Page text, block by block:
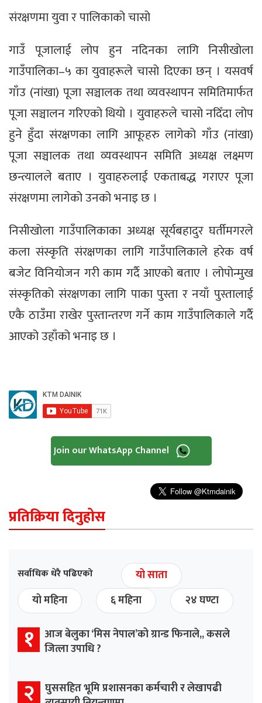
संरक्षणमा युवा र पालिकाको चासो
गाउँ पूजालाई लोप हुन नदिनका लागि निसीखोला
गाउँपालिका–५ का युवाहरूले चासो दिएका छन् । यसवर्ष
गाँउ (नांखा) पूजा सञ्चालक तथा व्यवस्थापन समितिमार्फत
पूजा सञ्चालन गरिएको थियो । युवाहरुले चासो नदिँदा लोप
हुने हुँदा संरक्षणका लागि आफूहरु लागेको गाँउ (नांखा)
पूजा सञ्चालक तथा व्यवस्थापन समिति अध्यक्ष लक्ष्मण
छन्त्यालले बताए । युवाहरुलाई एकताबद्ध गराएर पूजा
संरक्षणमा लागेको उनको भनाइ छ ।
निसीखोला गाउँपालिकाका अध्यक्ष सूर्यबहादुर घर्तीमगरले
कला संस्कृति संरक्षणका लागि गाउँपालिकाले हरेक वर्ष
बजेट विनियोजन गरी काम गर्दै आएको बताए । लोपोन्मुख
संस्कृतिको संरक्षणका लागि पाका पुस्ता र नयाँ पुस्तालाई
एकै ठाउँमा राखेर पुस्तान्तरण गर्ने काम गाउँपालिकाले गर्दै
आएको उहाँको भनाइ छ ।
Join our WhatsApp Channel
प्रतिक्रिया दिनुहोस
सर्वाधिक धेरै पढिएको
यो साता
यो महिना
६ महिना २४ घण्टा
१ आज बेलुका ‘मिस नेपाल’को ग्रान्ड फिनाले,, कसले
जित्ला उपाधि ?
२ घुससहित भूमि प्रशासनका कर्मचारी र लेखापढी